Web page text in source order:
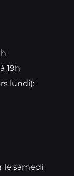
19h
lundi):
le samedi